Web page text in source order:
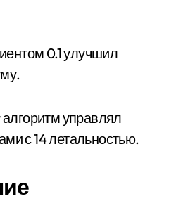
0.1 улучшил
управлял
с 14 летальностью.